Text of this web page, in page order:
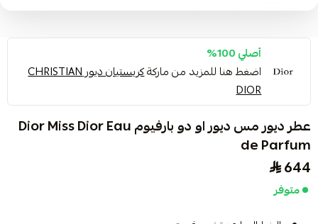
أصلي 100%
اضغط هنا للمزيد من ماركة
كريستيان ديور CHRISTIAN
DIOR
عطر ديور مس ديور او دو بارفيوم Dior Miss Dior Eau
de Parfum
644
متوفر